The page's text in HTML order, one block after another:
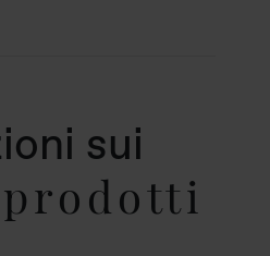
sui